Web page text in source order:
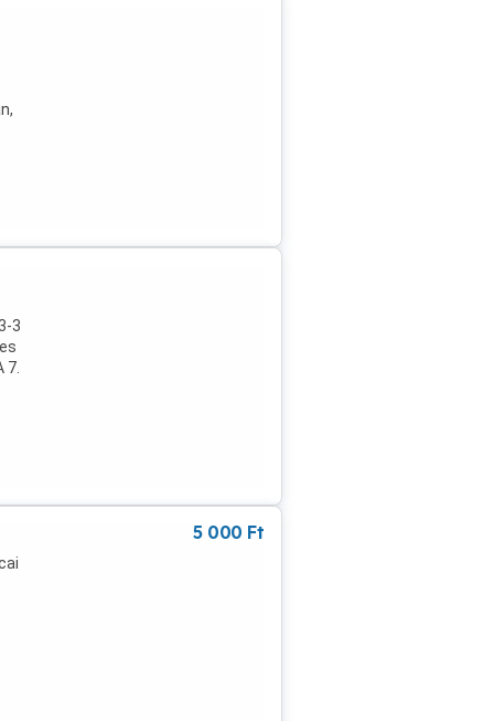
3
7.
5 000 Ft